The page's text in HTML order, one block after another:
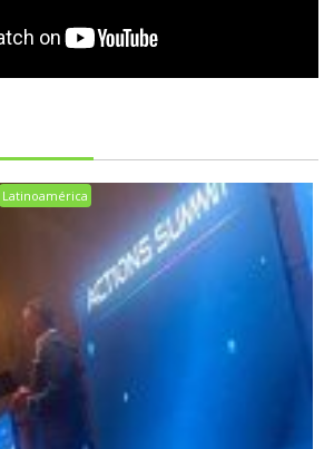
Latinoamérica